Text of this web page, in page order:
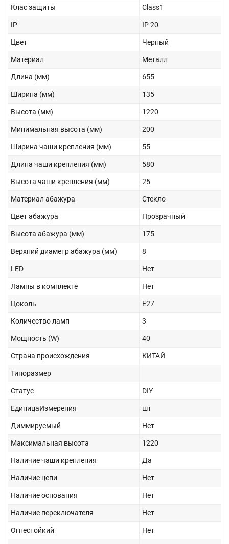
Клас защиты Class1
IP IP 20
Цвет Черный
Материал Металл
Длина (мм) 655
Ширина (мм) 135
Высота (мм) 1220
Минимальная высота (мм) 200
Ширина чаши крепления (мм) 55
Длина чаши крепления (мм) 580
Высота чаши крепления (мм) 25
Материал абажура Стекло
Цвет абажура Прозрачный
Высота абажура (мм) 175
Верхний диаметр абажура (мм) 8
LED Нет
Лампы в комплекте Нет
Цоколь E27
Количество ламп 3
Мощность (W) 40
Страна происхождения КИТАЙ
Типоразмер
Статус DIY
ЕдиницаИзмерения шт
Диммируемый Нет
Максимальная высота 1220
Наличие чаши крепления Да
Наличие цепи Нет
Наличие основания Нет
Наличие переключателя Нет
Огнестойкий Нет